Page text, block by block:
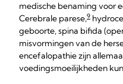
medische benaming voor
Cerebrale parese,9
geboorte, spina bifida
misvormingen van de
encefalopathie zijn
voedingsmoeilijkheden